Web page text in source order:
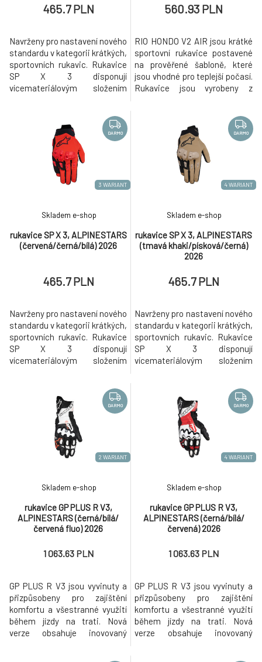
465.7 PLN
Navrženy pro nastavení nového
standardu v kategorii krátkých,
sportovních rukavic. Rukavice
SP X 3 disponují
vícemateriálovým složením
komfortu a prodyšnosti. Hřbet
ruky je tvořen strečovou
textilií, která poskytuje
prodyšnost a vysokou
pružnost. Zdvojené vrstvení je
tvořeno panely ze syntetick
560.93 PLN
RIO HONDO V2 AIR jsou krátké
sportovní rukavice postavené
na prověřené šabloně, které
jsou vhodné pro teplejší počasí.
Rukavice jsou vyrobeny z
komfortní, a zároveň si
zachovávají vysokou odolnost.
Ač jde o krátké sportovní
rukavice, tak je určitě oceníte i
při jízdě do práce/škol
3 WARIANT
DARMO
rukavice SP X 3, ALPINESTARS
(červená/černá/bílá) 2026
Skladem e-shop
465.7 PLN
Navrženy pro nastavení nového
standardu v kategorii krátkých,
sportovních rukavic. Rukavice
SP X 3 disponují
vícemateriálovým složením
komfortu a prodyšnosti. Hřbet
ruky je tvořen strečovou
textilií, která poskytuje
prodyšnost a vysokou
pružnost. Zdvojené vrstvení je
tvořeno panely ze syntetick
4 WARIANT
DARMO
rukavice SP X 3, ALPINESTARS
(tmavá khaki/písková/černá)
2026
Skladem e-shop
465.7 PLN
Navrženy pro nastavení nového
standardu v kategorii krátkých,
sportovních rukavic. Rukavice
SP X 3 disponují
vícemateriálovým složením
a prodyšnosti. Hřbet ruky je
tvořen strečovou textilií, která
poskytuje prodyšnost a
vysokou pružnost. Zdvojené
vrstvení je tvořeno panely ze
2 WARIANT
DARMO
rukavice GP PLUS R V3,
ALPINESTARS (černá/bílá/
červená fluo) 2026
Skladem e-shop
1 063.63 PLN
GP PLUS R V3 jsou vyvinuty a
přizpůsobeny pro zajištění
komfortu a všestranné využití
během jízdy na trati. Nová
verze obsahuje inovovaný
4 WARIANT
DARMO
rukavice GP PLUS R V3,
ALPINESTARS (černá/bílá/
červená) 2026
Skladem e-shop
1 063.63 PLN
GP PLUS R V3 jsou vyvinuty a
přizpůsobeny pro zajištění
komfortu a všestranné využití
během jízdy na trati. Nová
verze obsahuje inovovaný